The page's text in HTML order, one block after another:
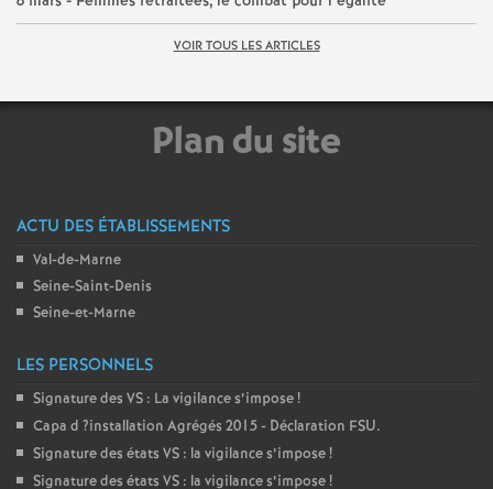
c
d
r
VOIR TOUS LES ARTICLES
Plan du site
ACTU DES ÉTABLISSEMENTS
Val-de-Marne
Seine-Saint-Denis
Seine-et-Marne
LES PERSONNELS
Signature des VS : La vigilance s’impose!
Capa d ?installation Agrégés 2015 - Déclaration FSU.
Signature des états VS : la vigilance s’impose!
Signature des états VS : la vigilance s’impose!